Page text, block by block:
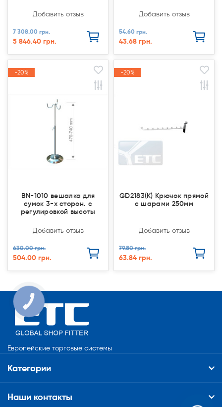
Добавить отзыв
7 308.00 грн.
5 846.40 грн.
Добавить отзыв
54.60 грн.
43.68 грн.
-20%
-20%
BN-1010 вешалка для
сумок 3-х сторон. с
регулировкой высоты
Добавить отзыв
630.00 грн.
504.00 грн.
-20%
-20%
GD2183(К) Крючок прямой
с шарами 250мм
Добавить отзыв
79.80 грн.
63.84 грн.
Европейские торговые системы
Категории
Наши контакты
КНОПКА
СВЯЗИ